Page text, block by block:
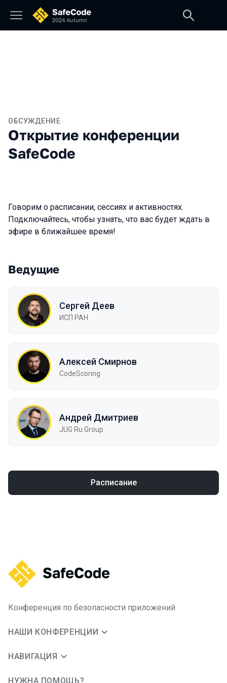
ОБСУЖДЕНИЕ
Открытие конференции
SafeCode
Говорим о расписании, сессиях и активностях.
Подключайтесь, чтобы узнать, что вас будет ждать в
эфире в ближайшее время!
Ведущие
Сергей Деев
ИСП РАН
Алексей Смирнов
CodeScoring
Андрей Дмитриев
JUG Ru Group
Расписание
Конференция по безопасности приложений
НАШИ КОНФЕРЕНЦИИ
НАВИГАЦИЯ
НУЖНА ПОМОЩЬ?